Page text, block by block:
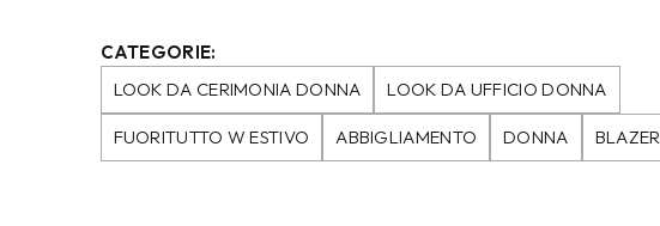
CATEGORIE:
LOOK DA CERIMONIA DONNA
LOOK DA UFFICIO DONNA
FUORITUTTO W ESTIVO ABBIGLIAMENTO DONNA BLAZER